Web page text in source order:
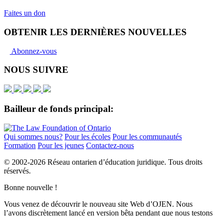
Faites un don
OBTENIR LES DERNIÈRES NOUVELLES
Abonnez-vous
NOUS SUIVRE
Bailleur de fonds principal:
Qui sommes nous? Pour les écoles Pour les communautés
Formation Pour les jeunes Contactez-nous
© 2002-2026 Réseau ontarien d’éducation juridique. Tous droits
réservés.
Bonne nouvelle !
Vous venez de découvrir le nouveau site Web d’OJEN. Nous
l’avons discrètement lancé en version bêta pendant que nous testons